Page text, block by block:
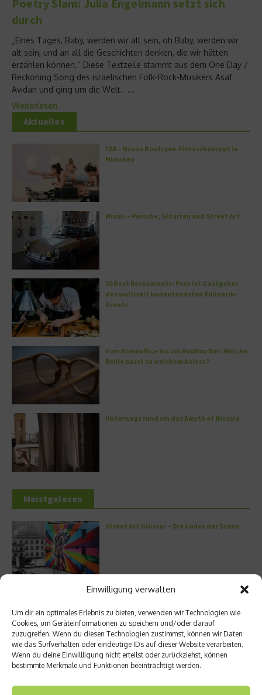
Einwilligung verwalten
Um dir ein optimales Erlebnis zu bieten, verwenden wir Technologien wie
Cookies, um Geräteinformationen zu speichern und/oder darauf
zuzugreifen. Wenn du diesen Technologien zustimmst, können wir Daten
wie das Surfverhalten oder eindeutige IDs auf dieser Website verarbeiten.
Wenn du deine Einwillligung nicht erteilst oder zurückziehst, können
bestimmte Merkmale und Funktionen beeinträchtigt werden.
Poetry Slam: Julia Engelmann setzt sich
durch
„Eines Tages, Baby, werden wir alt sein, oh Baby, werden wir
alt sein, und an all die Geschichten denken, die wir hätten
erzählen können.“ Diese Textzeile stammt aus dem One Day /
Reckoning Song des israelischen Folk-Rock-Musikers Asaf
Avidan und ging um die Welt. ...
Weiterlesen
Aktuelles
FS8 – Neues Boutique-Fitnesskonzept in
München
Miami – Porsche, Gitarren und Street Art
50 Best Restaurants: Peru ist Gastgeber
des weltweit bedeutendsten Kulinarik-
Events
Vom Homeoffice bis zur Rooftop Bar: Welche
Brille passt zu welchem Anlass?
Unterwegs rund um das Amyth of Nicosia
Meistgelesen
Street Art Glossar – Die Codes der Szene
Architektur: Verrückte Häuser
Kann man Hunde vegan ernähren?